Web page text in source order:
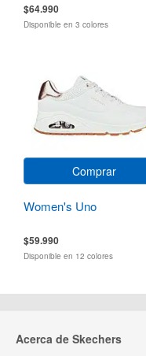
$64.990
Disponible en 3 colores
Comprar
Women's Uno
$59.990
Disponible en 12 colores
Acerca de Skechers